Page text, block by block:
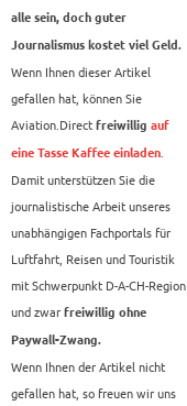
alle sein, doch guter
Journalismus kostet viel Geld.
Wenn Ihnen dieser Artikel
gefallen hat, können Sie
Aviation.Direct freiwillig auf
eine Tasse Kaffee einladen.
Damit unterstützen Sie die
journalistische Arbeit unseres
unabhängigen Fachportals für
Luftfahrt, Reisen und Touristik
mit Schwerpunkt D-A-CH-Region
und zwar freiwillig ohne
Paywall-Zwang.
Wenn Ihnen der Artikel nicht
gefallen hat, so freuen wir uns